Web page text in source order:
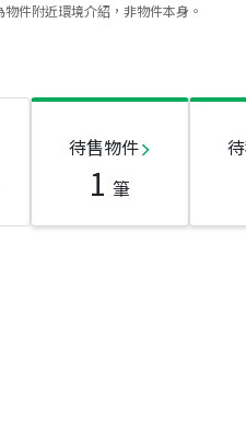
件附近環境介紹，非物件本身。
待售物件
1 筆